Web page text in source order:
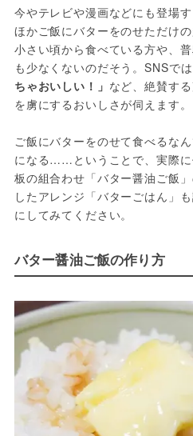
今やテレビや漫画などにも登場
ほかご飯にバターをのせただけ
小さい頃から食べている方や、
も少なくないのだそう。SNSでは
ちゃおいしい！」 など、絶賛す
を虜にするおいしさが伺えます。
ご飯にバターをのせて食べるな
になる……ということで、実際に
板の組合わせ「バター醤油ご飯
したアレンジ「バターごはん」
にしてみてください。
バター醤油ご飯の作り方